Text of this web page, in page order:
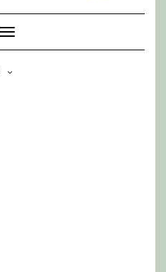
Toggle
Navigation